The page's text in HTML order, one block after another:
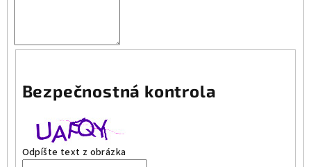
Bezpečnostná kontrola
Odpíšte text z obrázka